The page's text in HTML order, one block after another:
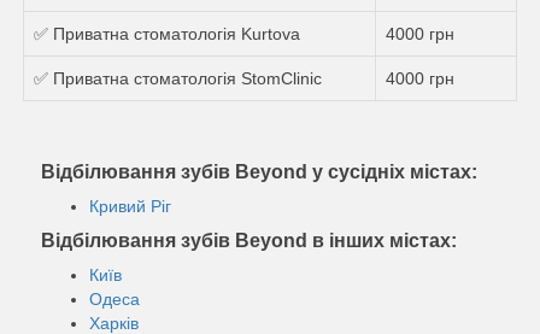
✅ Приватна стоматологія Kurtova 4000 грн
✅ Приватна стоматологія StomClinic 4000 грн
Відбілювання зубів Beyond у сусідніх містах:
Кривий Ріг
Відбілювання зубів Beyond в інших містах:
Київ
Одеса
Харків